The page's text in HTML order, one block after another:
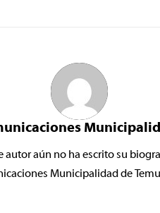
autor aún no ha escrito su
Municipalidad de